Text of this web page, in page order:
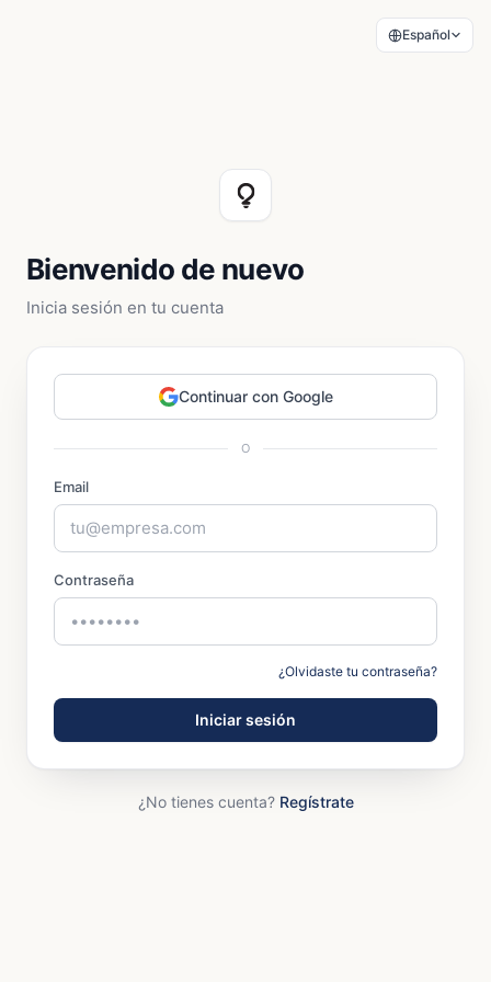
Español
Bienvenido de nuevo
Inicia sesión en tu cuenta
Continuar con Google
O
Email
Contraseña
¿Olvidaste tu contraseña?
Iniciar sesión
¿No tienes cuenta? Regístrate